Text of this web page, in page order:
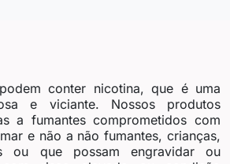
conter nicotina, que é uma
e viciante. Nossos produtos
a fumantes comprometidos com
e não a não fumantes, crianças,
ou que possam engravidar ou